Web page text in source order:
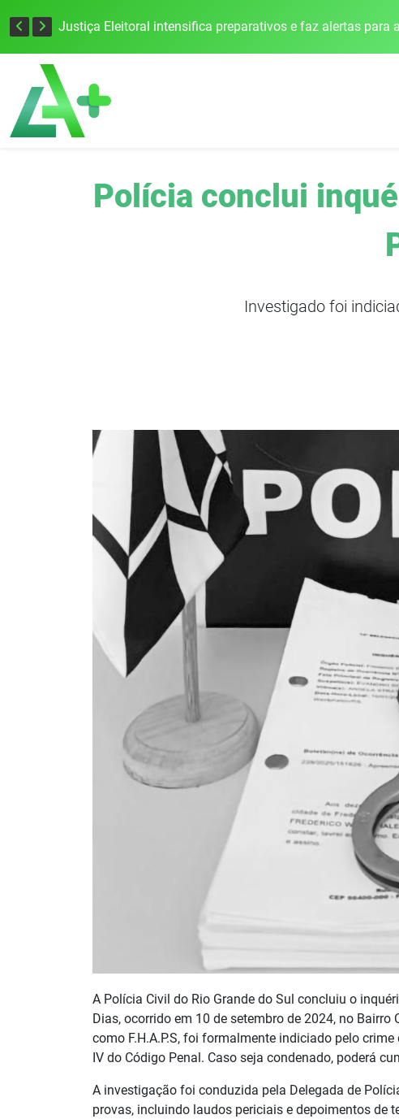
Polícia conclui
Investigado foi
A Polícia Civil do Rio Grande do Sul concluiu o
Dias, ocorrido em 10 de setembro de 2024, no
como F.H.A.P.S, foi formalmente indiciado pelo
IV do Código Penal. Caso seja condenado, poderá
A investigação foi conduzida pela Delegada de
provas, incluindo laudos periciais e depoimentos